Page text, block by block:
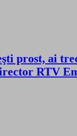
prost, ai
RTV